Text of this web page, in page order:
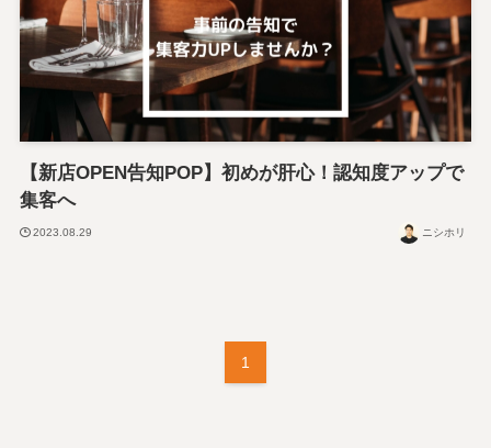
【新店OPEN告知POP】初めが肝心！認知度アップで
集客へ
2023.08.29 ニシホリ
1